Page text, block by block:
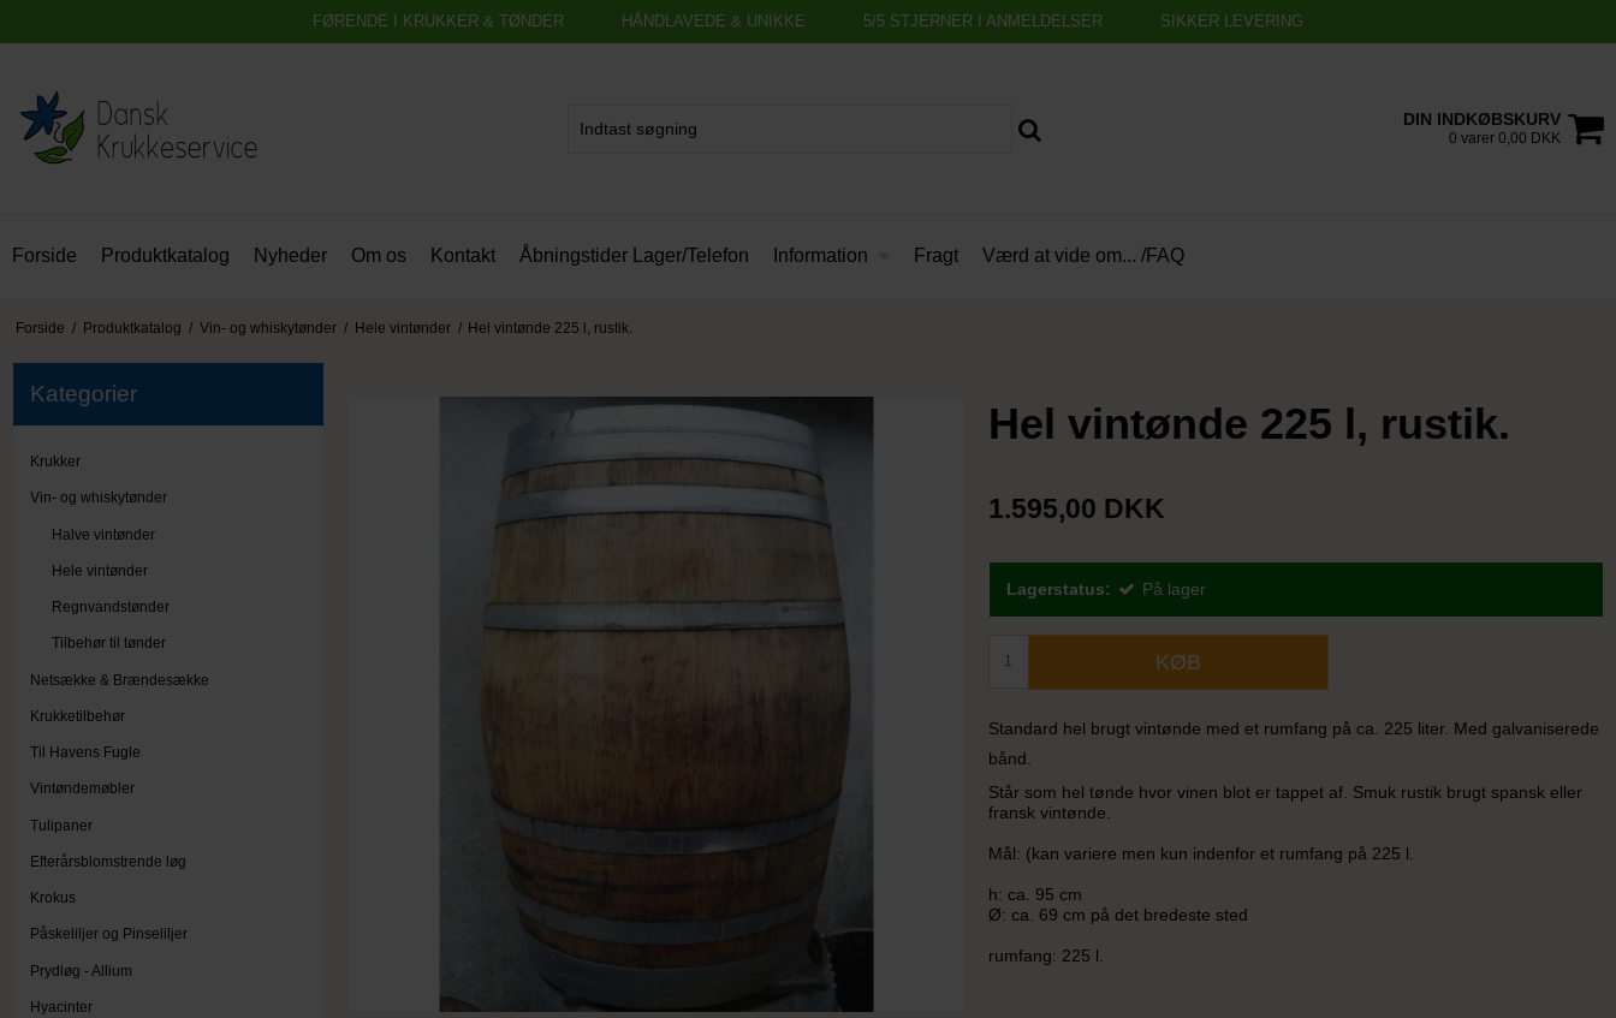
FØRENDE I KRUKKER & TØNDER HÅNDLAVEDE & UNIKKE 5/5 STJERNER I ANMELDELSER SIKKER LEVERING
DIN INDKØBSKURV
0 varer 0,00 DKK
Forside Produktkatalog Nyheder Om os Kontakt Åbningstider Lager/Telefon Information Fragt Værd at vide om... /FAQ
Forside / Produktkatalog / Vin- og whiskytønder / Hele vintønder / Hel vintønde 225 l, rustik.
Kategorier
Krukker
Vin- og whiskytønder
Halve vintønder
Hele vintønder
Regnvandstønder
Tilbehør til tønder
Netsække & Brændesække
Krukketilbehør
Til Havens Fugle
Vintøndemøbler
Tulipaner
Efterårsblomstrende løg
Krokus
Påskeliljer og Pinseliljer
Prydløg - Allium
Hyacinter
Hel vintønde 225 l, rustik.
1.595,00 DKK
Lagerstatus: På lager
KØB
Standard hel brugt vintønde med et rumfang på ca. 225 liter. Med galvaniserede
bånd.
Står som hel tønde hvor vinen blot er tappet af. Smuk rustik brugt spansk eller
fransk vintønde.
Mål: (kan variere men kun indenfor et rumfang på 225 l.
h: ca. 95 cm
Ø: ca. 69 cm på det bredeste sted
rumfang: 225 l.